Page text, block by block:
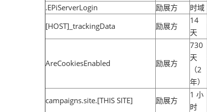
.EPiServerLogin
励展方 时域
[HOST]_trackingData
励展方
14
天
AreCookiesEnabled 励展方
730
天
（2
年）
campaigns.site.[THIS SITE] 励展方
1 小
时